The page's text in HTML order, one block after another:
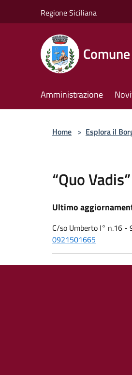
Regione Siciliana
Amministrazione
Home > Esplora il
“Quo Vadis”
Ultimo
C/so Umberto I° n.16 -
0921501665